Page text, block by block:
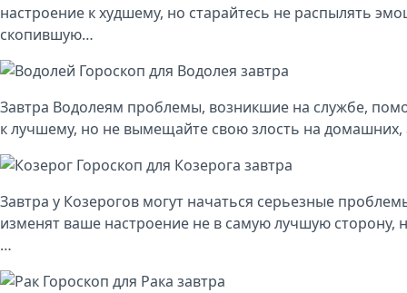
настроение к худшему, но старайтесь не распылять
скопившую…
Гороскоп для Водолея завтра
Завтра Водолеям проблемы, возникшие на службе,
к лучшему, но не вымещайте свою злость на домашних,
Гороскоп для Козерога завтра
Завтра у Козерогов могут начаться серьезные
изменят ваше настроение не в самую лучшую сторону,
…
Гороскоп для Рака завтра